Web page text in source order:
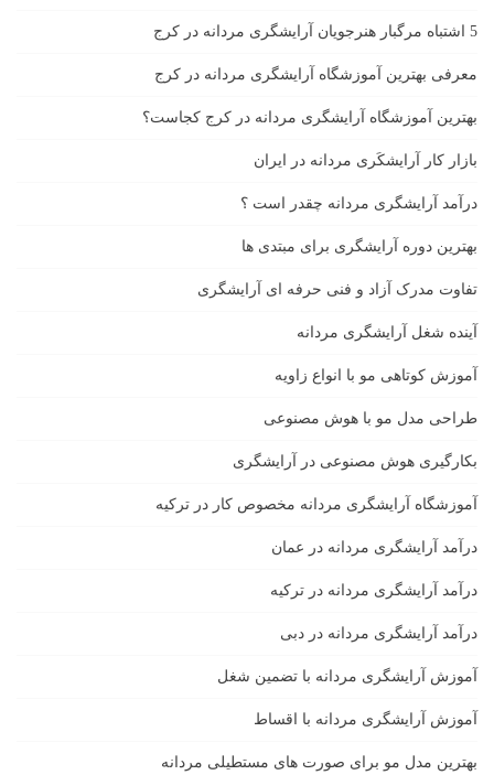
5 اشتباه مرگبار هنرجویان آرایشگری مردانه در کرج
معرفی بهترین آموزشگاه آرایشگری مردانه در کرج
بهترین آموزشگاه آرایشگری مردانه در کرج کجاست؟
بازار كار آرايشكَرى مردانه در ايران
درآمد آرایشگری مردانه چقدر است ؟
بهترین دوره آرایشگری برای مبتدی ها
تفاوت مدرک آزاد و فنی حرفه ای آرایشگری
آینده شغل آرایشگری مردانه
آموزش کوتاهی مو با انواع زاویه
طراحی مدل مو با هوش مصنوعی
بکارگیری هوش مصنوعی در آرایشگری
آموزشگاه آرایشگری مردانه مخصوص کار در ترکیه
درآمد آرایشگری مردانه در عمان
درآمد آرایشگری مردانه در ترکیه
درآمد آرایشگری مردانه در دبی
آموزش آرایشگری مردانه با تضمین شغل
آموزش آرایشگری مردانه با اقساط
بهترین مدل مو برای صورت های مستطیلی مردانه